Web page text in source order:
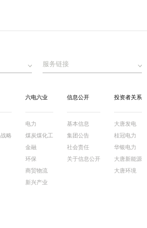
服务链接
略
六电六业
电力
煤炭煤化工
金融
环保
商贸物流
新兴产业
信息公开
基本信息
集团公告
社会责任
关于信息公开
投资者关系
大唐发电
桂冠电力
华银电力
大唐新能源
大唐环境